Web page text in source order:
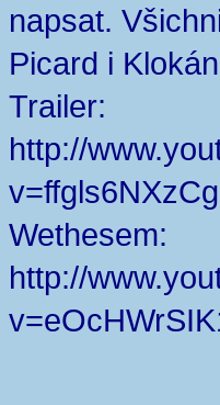
napsat.
Picard i
Trailer:
http://
Wethesem:
http://